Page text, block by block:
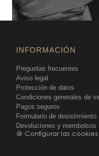
INFORMACIÓN
Preguntas frecuentes
Aviso legal
Protección de datos
Condiciones generales de
Pagos seguros
Formulario de desistimiento
Devoluciones y reembolsos
🍪 Configurar las cookies